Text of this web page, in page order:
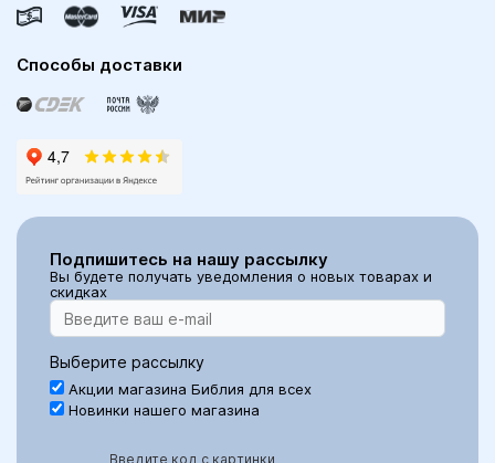
Способы доставки
Подпишитесь на нашу рассылку
Вы будете получать уведомления о новых товарах и
скидках
Выберите рассылку
Акции магазина Библия для всех
Новинки нашего магазина
Введите код с картинки